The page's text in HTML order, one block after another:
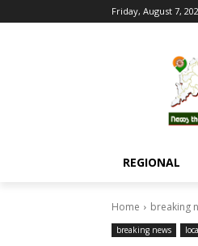
Friday, August 7,
REGIONAL
Home breaking
breaking news